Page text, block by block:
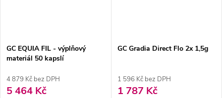
GC EQUIA FIL - výplňový
materiál 50 kapslí
4 879 Kč bez DPH
5 464 Kč
GC Gradia Direct Flo 2x 1,5g
1 596 Kč bez DPH
1 787 Kč